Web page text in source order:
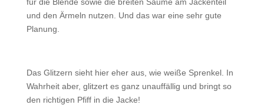
und den Ärmeln nutzen. Und das war eine sehr gute
Planung.
Das Glitzern sieht hier eher aus, wie weiße Sprenkel. In
Wahrheit aber, glitzert es ganz unauffällig und bringt so
den richtigen Pfiff in die Jacke!